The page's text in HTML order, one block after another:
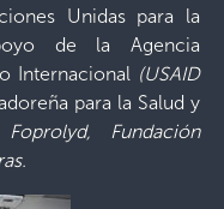
Unidas para la
de la Agencia
Internacional (USAID
para la Salud y
Foprolyd, Fundación